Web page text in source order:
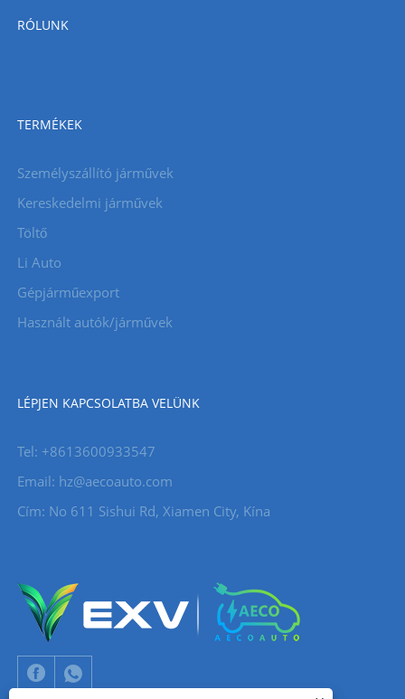
RÓLUNK
TERMÉKEK
Személyszállító járművek
Kereskedelmi járművek
Töltő
Li Auto
Gépjárműexport
Használt autók/járművek
LÉPJEN KAPCSOLATBA VELÜNK
Tel: +8613600933547
Email: hz@aecoauto.com
Cím: No 611 Sishui Rd, Xiamen City, Kína